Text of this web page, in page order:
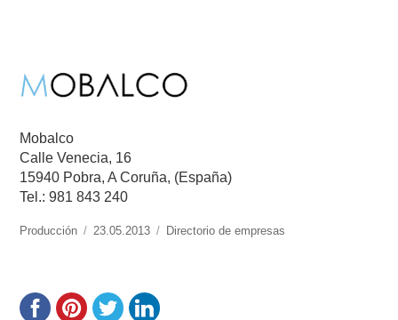
Mobalco
Calle Venecia, 16
15940 Pobra, A Coruña, (España)
Tel.: 981 843 240
https://www.experimenta.es/author/produccion/
Producción
Publicado
23.05.2013 Categorías
Directorio de empresas